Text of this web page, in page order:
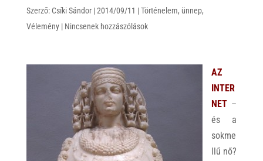
Szerző: Csíki Sándor|2014/09/11 |Történelem, ünnep,
Vélemény| Nincsenek hozzászólások
AZ
INTER
NET–
és a
sokme
llű nő?